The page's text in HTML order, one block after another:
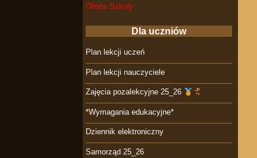
Oferta Szkoły
Dla uczniów
Plan lekcji uczeń
Plan lekcji nauczyciele
Zajęcia pozalekcyjne 25_26
*Wymagania edukacyjne*
Dziennik elektroniczny
Samorząd 25_26